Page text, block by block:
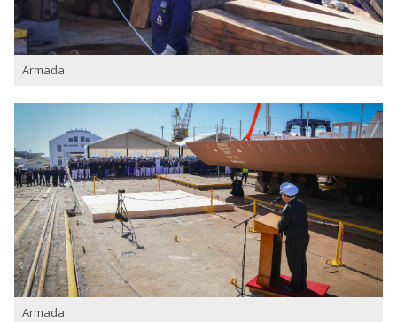
Armada
Armada